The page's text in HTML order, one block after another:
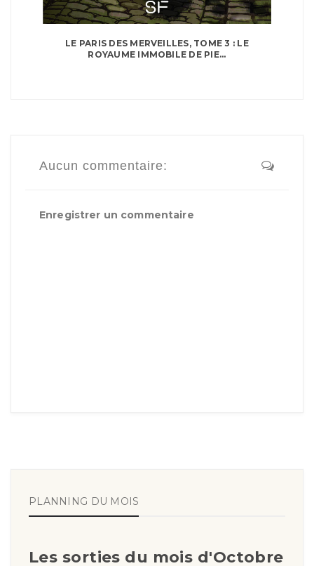
LE PARIS DES MERVEILLES, TOME 3 : LE
ROYAUME IMMOBILE DE PIE...
Aucun commentaire:
Enregistrer un commentaire
PLANNING DU MOIS
Les sorties du mois d'Octobre